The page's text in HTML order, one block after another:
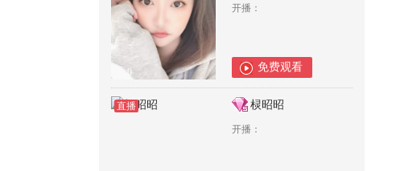
0
开播：
免费观看
直播 棂昭昭
开播：